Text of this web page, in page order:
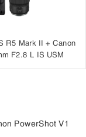
R5 Mark II + Canon
F2.8 L IS USM
PowerShot V1